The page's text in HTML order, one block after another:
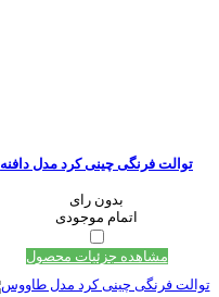
توالت فرنگی چینی کرد مدل دافنه
بدون رای
اتمام موجودی
مشاهده جزئیات محصول